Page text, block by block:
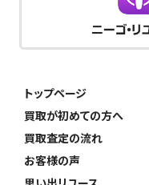
トップページ
買取が初めての方へ
買取査定の流れ
お客様の声